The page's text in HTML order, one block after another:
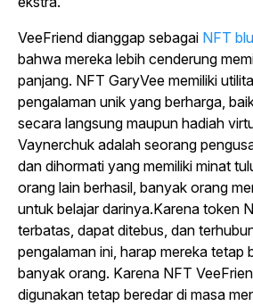
VeeFriend dianggap sebagai NFT
bahwa mereka lebih cenderung
panjang. NFT GaryVee memiliki
pengalaman unik yang berharga,
secara langsung maupun hadiah
Vaynerchuk adalah seorang
dan dihormati yang memiliki minat
orang lain berhasil, banyak orang
untuk belajar darinya.Karena token
terbatas, dapat ditebus, dan
pengalaman ini, harap mereka tetap
banyak orang. Karena NFT
digunakan tetap beredar di masa